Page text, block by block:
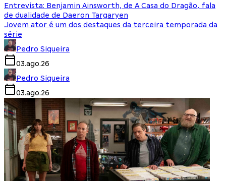
Entrevista: Benjamin Ainsworth, de A Casa do Dragão, fala
de dualidade de Daeron Targaryen
Jovem ator é um dos destaques da terceira temporada da
série
Pedro Siqueira
03.ago.26
Pedro Siqueira
03.ago.26